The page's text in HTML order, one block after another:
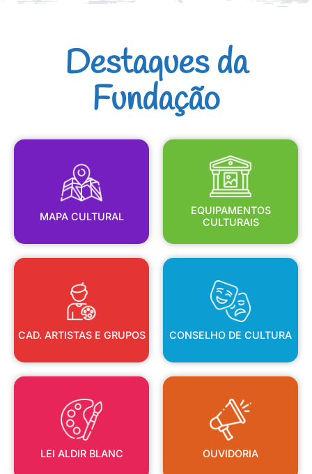
Destaques da
Fundação
MAPA CULTURAL
MAPA CULTURAL
EQUIPAMENTOS
CULTURAIS
EQUIPAMENTOS
CULTURAIS
CAD. ARTISTAS E GRUPOS
CAD. ARTISTAS E GRUPOS
CONSELHO DE CULTURA
CONSELHO DE CULTURA
LEI ALDIR BLANC
LEI ALDIR BLANC
OUVIDORIA
OUVIDORIA